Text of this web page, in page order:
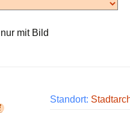
nur mit Bild
Standort: